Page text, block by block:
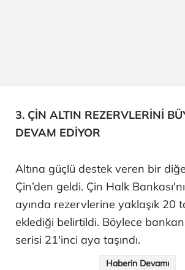
3. ÇİN ALTIN REZERVLERİNİ
DEVAM EDİYOR
Altına güçlü destek veren bir
Çin’den geldi. Çin Halk
ayında rezervlerine yaklaşık 20
eklediği belirtildi. Böylece
serisi 21'inci aya taşındı.
Haberin Devamı